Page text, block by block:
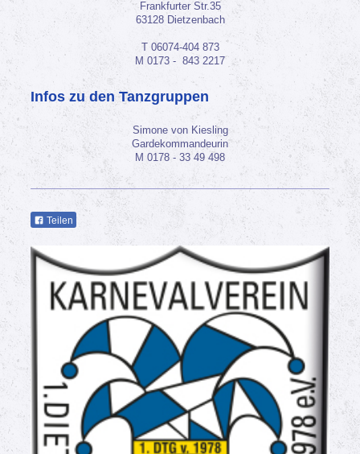
Frankfurter Str.35
63128 Dietzenbach
T 06074-404 873
M 0173 - 843 2217
Infos zu den Tanzgruppen
Simone von Kiesling
Gardekommandeurin
M 0178 - 33 49 498
Teilen